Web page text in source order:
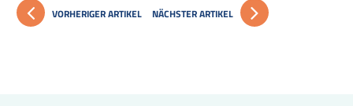
VORHERIGER ARTIKEL NÄCHSTER ARTIKEL